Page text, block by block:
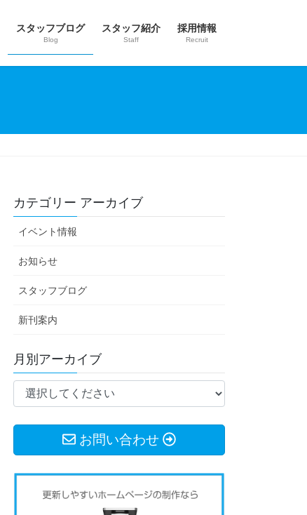
スタッフブログ
Blog
スタッフ紹介
Staff
採用情報
Recruit
カテゴリー アーカイブ
イベント情報
お知らせ
スタッフブログ
新刊案内
月別アーカイブ
お問い合わせ